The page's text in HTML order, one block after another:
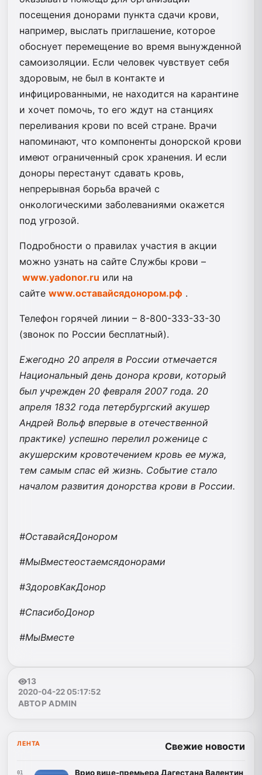
посещения донорами пункта сдачи крови,
например, выслать приглашение, которое
обоснует перемещение во время вынужденной
самоизоляции. Если человек чувствует себя
здоровым, не был в контакте и
инфицированными, не находится на карантине
и хочет помочь, то его ждут на станциях
переливания крови по всей стране. Врачи
напоминают, что компоненты донорской крови
имеют ограниченный срок хранения. И если
доноры перестанут сдавать кровь,
непрерывная борьба врачей с
онкологическими заболеваниями окажется
под угрозой.
Подробности о правилах участия в акции
можно узнать на сайте Службы крови –
www.yadonor.ru или на
сайте www.оставайсядонором.рф .
Телефон горячей линии – 8-800-333-33-30
(звонок по России бесплатный).
Ежегодно 20 апреля в России отмечается
Национальный день донора крови, который
был учрежден 20 февраля 2007 года. 20
апреля 1832 года петербургский акушер
Андрей Вольф впервые в отечественной
практике) успешно перелил роженице с
акушерским кровотечением кровь ее мужа,
тем самым спас ей жизнь. Событие стало
началом развития донорства крови в России.
#OставайсяДонором
#МыВместеостаемсядонорами
#ЗдоровКакДонор
#СпасибоДонор
#МыВместе
13
2020-04-22 05:17:52
АВТОР ADMIN
ЛЕНТА Свежие новости
01
Врио вице-премьера Дагестана Валентин